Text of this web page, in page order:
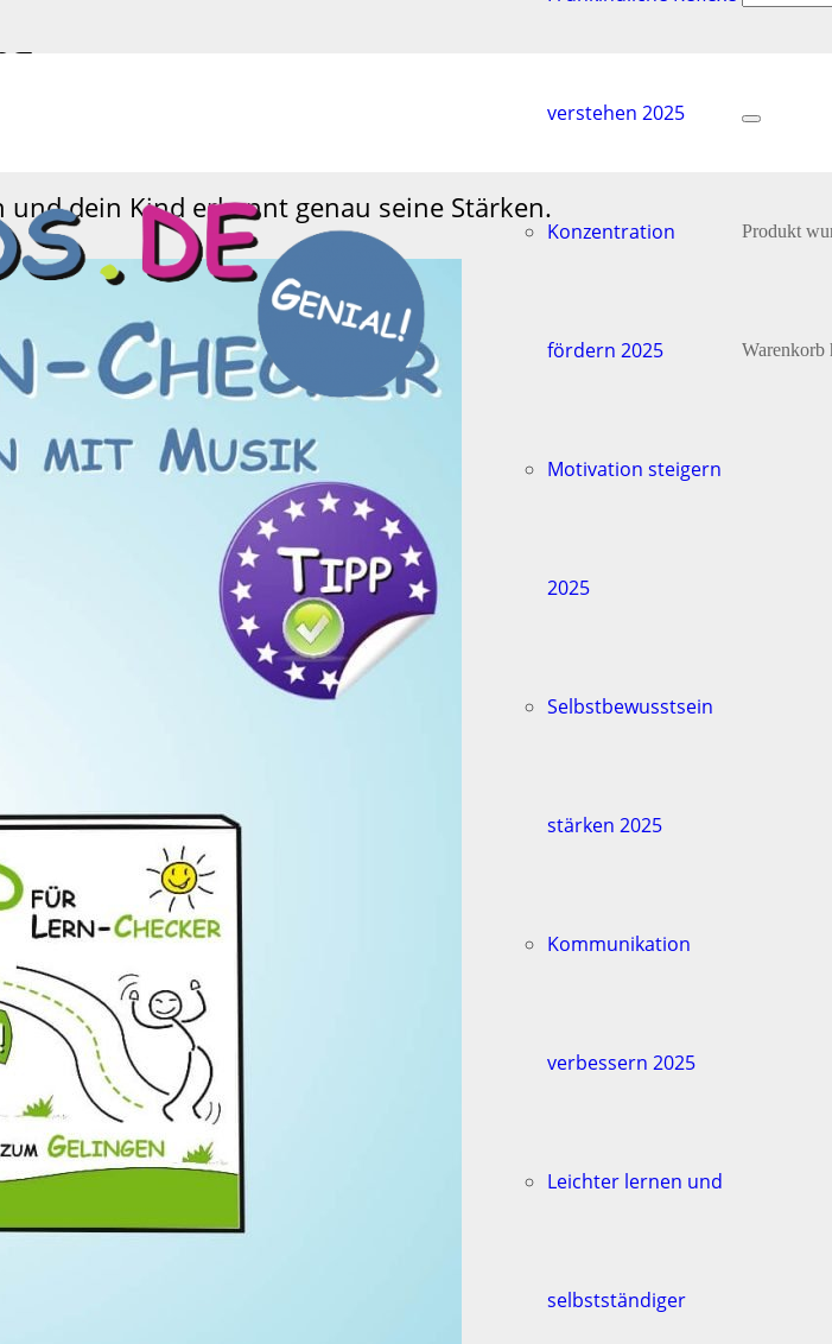
verstehen 2025
Konzentration
fördern 2025
Motivation steigern
2025
Selbstbewusstsein
stärken 2025
Kommunikation
verbessern 2025
Leichter lernen und
selbstständiger
Produkt
Warenkorb
lernen und Hausaufgaben machen.
und dein Kind erkennt genau seine Stärken.